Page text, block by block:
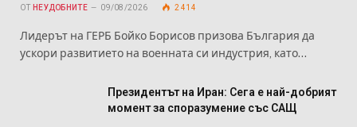
ОТ НЕУДОБНИТЕ 09/08/2026 2 414
Лидерът на ГЕРБ Бойко Борисов призова България да
ускори развитието на военната си индустрия, като…
Президентът на Иран: Сега е най-добрият
момент за споразумение със САЩ